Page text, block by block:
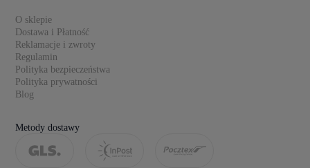
O sklepie
Dostawa i Płatność
Reklamacje i zwroty
Regulamin
Polityka bezpieczeństwa
Polityka prywatności
Blog
Metody dostawy